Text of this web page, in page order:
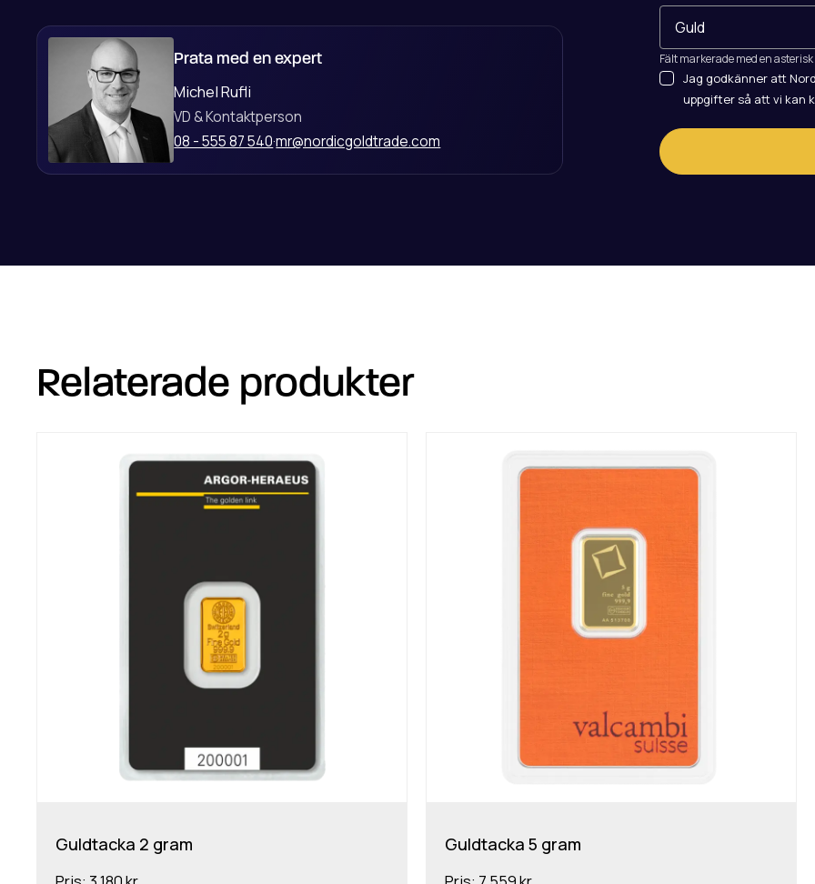
Prata med en expert
Michel Rufli
VD & Kontaktperson
08 - 555 87 540·mr@nordicgoldtrade.com
Fält markerade med en
Jag godkänner att
uppgifter så att vi kan
Relaterade produkter
Guldtacka 2 gram Guldtacka 5 gram